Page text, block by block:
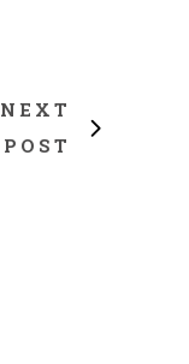
NEXT
POST